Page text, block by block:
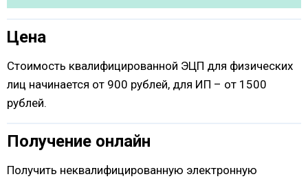
Цена
Стоимость квалифицированной ЭЦП для физических
лиц начинается от 900 рублей, для ИП – от 1500
рублей.
Получение онлайн
Получить неквалифицированную электронную